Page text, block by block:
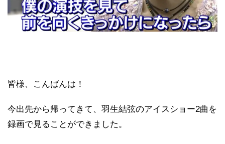
皆様、こんばんは！
今出先から帰ってきて、羽生結弦のアイスショー2曲を
録画で見ることができました。